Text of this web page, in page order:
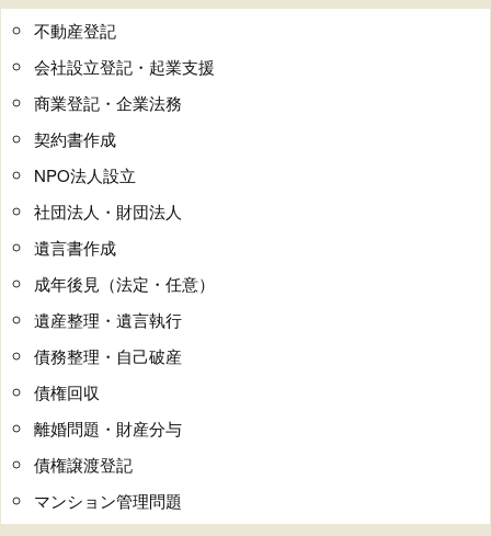
不動産登記
会社設立登記・起業支援
商業登記・企業法務
契約書作成
NPO法人設立
社団法人・財団法人
遺言書作成
成年後見（法定・任意）
遺産整理・遺言執行
債務整理・自己破産
債権回収
離婚問題・財産分与
債権譲渡登記
マンション管理問題